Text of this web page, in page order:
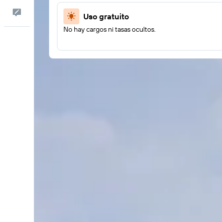
Comentarios Uso gratuito
No hay cargos ni tasas ocultos.